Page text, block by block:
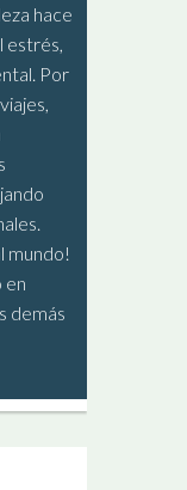
hace
estrés,
Por
mundo!
en
demás